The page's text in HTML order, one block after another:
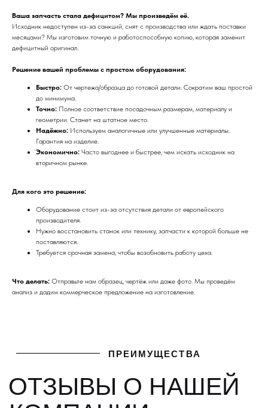
Ваша запчасть стала дефицитом? Мы произведём её.
Исходник недоступен из-за санкций, снят с производства или ждать поставки
месяцами? Мы изготовим точную и работоспособную копию, которая заменит
дефицитный оригинал.
Решение вашей проблемы с простом оборудования:
Быстро: От чертежа/образца до готовой детали. Сократим ваш простой
до минимума.
Точно: Полное соответствие посадочным размерам, материалу и
геометрии. Станет на штатное место.
Надёжно: Используем аналогичные или улучшенные материалы.
Гарантия на изделие.
Экономично: Часто выгоднее и быстрее, чем искать исходник на
вторичном рынке.
Для кого это решение:
Оборудование стоит из-за отсутствия детали от европейского
производителя.
Нужно восстановить станок или технику, запчасти к которой больше не
поставляются.
Требуется срочная замена, чтобы возобновить работу цеха.
Что делать: Отправьте нам образец, чертёж или даже фото. Мы проведём
анализ и дадим коммерческое предложение на изготовление.
ОТЗЫВЫ О НАШЕЙ
ПРЕИМУЩЕСТВА